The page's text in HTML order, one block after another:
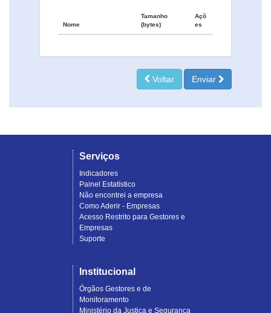
Nome
Tamanho
(bytes)
Açõ
es
Voltar Enviar
Serviços
Indicadores
Painel Estatístico
Não encontrei a empresa
Como Aderir - Empresas
Acesso Restrito para Gestores e
Empresas
Suporte
Institucional
Órgãos Gestores e de
Monitoramento
Ministério da Justiça e Segurança